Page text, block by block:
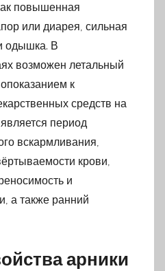
повышенная
или диарея, сильная
одышка. В
возможен летальный
к
средств на
период
вскармливания,
крови,
и
а также ранний
арники